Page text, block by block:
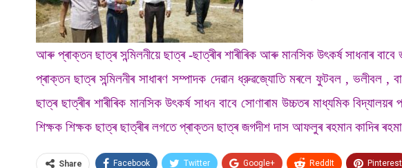
আৰু প্ৰাক্তন ছাত্ৰ সন্মিলনীয়ে ছাত্ৰ -ছাত্ৰীৰ শাৰীৰিক আৰু মানসিক উৎকৰ্ষ সাধনাৰ বাবে
প্ৰাক্তন ছাত্ৰ সন্মিলনীৰ সাধাৰণ সম্পাদক দেৱান ধ্রুৱজ্যোতি মৰলে ফুটবল , ভলীবল ,
ছাত্ৰ ছাত্ৰীৰ শাৰীৰিক মানসিক উৎকৰ্ষ সাধন বাবে সোণাৰাম উচ্চতৰ মাধ্যমিক
শিক্ষক শিক্ষক ছাত্ৰ ছাত্ৰীৰ লগতে প্ৰাক্তন ছাত্ৰ জগদীশ দাস আফলুৰ ৰহমান কাদিৰ
Share Facebook Twitter Google+ ReddIt Pinterest